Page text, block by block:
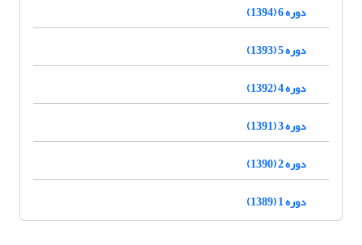
دوره 6 (1394)
دوره 5 (1393)
دوره 4 (1392)
دوره 3 (1391)
دوره 2 (1390)
دوره 1 (1389)